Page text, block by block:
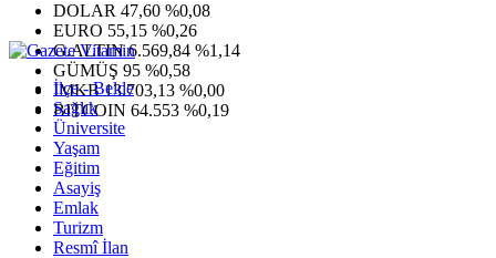
DOLAR 47,60 %0,08
EURO 55,15 %0,26
G.ALTIN6.569,84 %1,14
GÜMÜŞ 95 %0,58
IMKB13.703,13 %0,00
BITCOIN 64.553 %0,19
İlçe - Belde
Sağlık
Üniversite
Yaşam
Eğitim
Asayiş
Emlak
Turizm
Resmî İlan